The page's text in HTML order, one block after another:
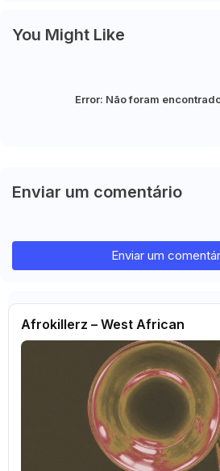
You Might Like
Error: Não foram
Enviar um comentário
Enviar um
Afrokillerz – West African